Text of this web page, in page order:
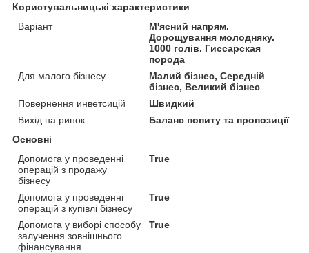
Користувальницькі характеристики
Варіант
М'ясний напрям.
Дорощування молодняку.
1000 голів. Гиссарская
порода
Для малого бізнесу
Малий бізнес, Середній
бізнес, Великий бізнес
Повернення инветcицій
Швидкий
Вихід на ринок
Баланс попиту та пропозиції
Основні
Допомога у проведенні
операцій з продажу
бізнесу
True
Допомога у проведенні
операцій з купівлі бізнесу
True
Допомога у виборі способу
залучення зовнішнього
фінансування
True